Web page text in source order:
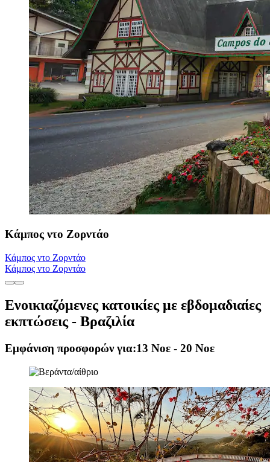
Κάμπος ντο Ζορντάο
Κάμπος ντο Ζορντάο
Κάμπος ντο Ζορντάο
Ενοικιαζόμενες κατοικίες με εβδομαδιαίες
εκπτώσεις - Βραζιλία
Εμφάνιση προσφορών για:13 Νοε - 20 Νοε